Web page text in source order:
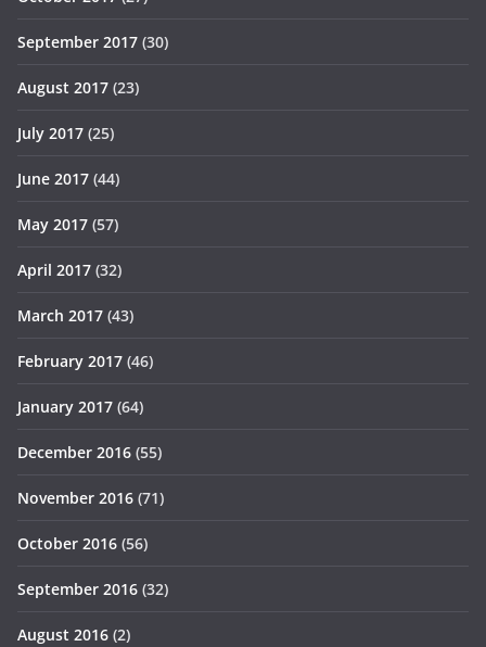
September 2017 (30)
August 2017 (23)
July 2017 (25)
June 2017 (44)
May 2017 (57)
April 2017 (32)
March 2017 (43)
February 2017 (46)
January 2017 (64)
December 2016 (55)
November 2016 (71)
October 2016 (56)
September 2016 (32)
August 2016 (2)